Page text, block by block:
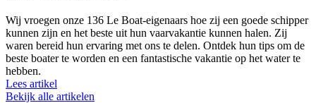
Wij vroegen onze 136 Le Boat-eigenaars hoe zij een goede schipper
kunnen zijn en het beste uit hun vaarvakantie kunnen halen. Zij
waren bereid hun ervaring met ons te delen. Ontdek hun tips om de
beste boater te worden en een fantastische vakantie op het water te
hebben.
Lees artikel
Bekijk alle artikelen